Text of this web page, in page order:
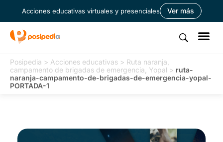
Acciones educativas virtuales y presenciales Ver más
Posipedia > Acciones educativas > Ruta naranja,
campamento de brigadas de emergencia, Yopal > ruta-
naranja-campamento-de-brigadas-de-emergencia-yopal-
PORTADA-1